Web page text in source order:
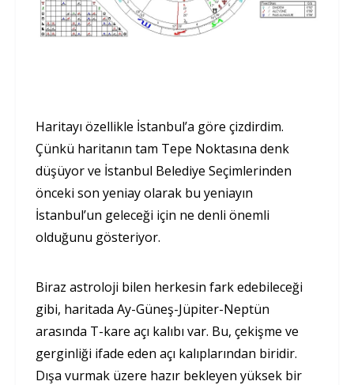
Haritayı özellikle İstanbul’a göre çizdirdim.
Çünkü haritanın tam Tepe Noktasına denk
düşüyor ve İstanbul Belediye Seçimlerinden
önceki son yeniay olarak bu yeniayın
İstanbul’un geleceği için ne denli önemli
olduğunu gösteriyor.
Biraz astroloji bilen herkesin fark edebileceği
gibi, haritada Ay-Güneş-Jüpiter-Neptün
arasında T-kare açı kalıbı var. Bu, çekişme ve
gerginliği ifade eden açı kalıplarından biridir.
Dışa vurmak üzere hazır bekleyen yüksek bir